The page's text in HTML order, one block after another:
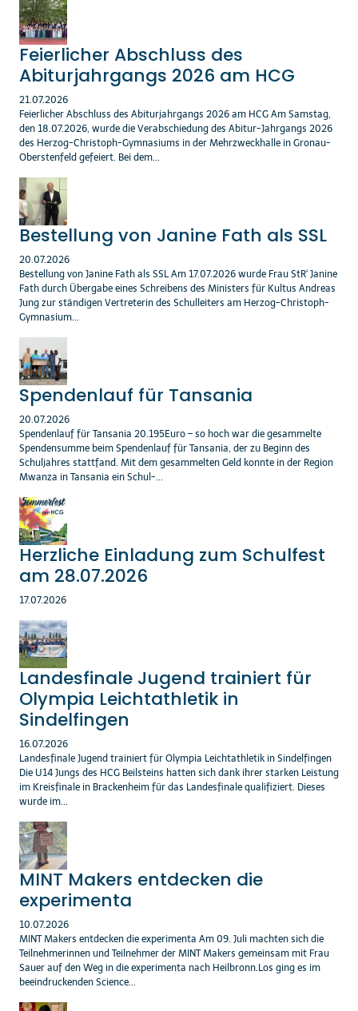
Feierlicher Abschluss des
Abiturjahrgangs 2026 am HCG
21.07.2026
Feierlicher Abschluss des Abiturjahrgangs 2026 am HCG Am Samstag,
den 18.07.2026, wurde die Verabschiedung des Abitur-Jahrgangs 2026
des Herzog-Christoph-Gymnasiums in der Mehrzweckhalle in Gronau-
Oberstenfeld gefeiert. Bei dem...
Bestellung von Janine Fath als SSL
20.07.2026
Bestellung von Janine Fath als SSL Am 17.07.2026 wurde Frau StR‘ Janine
Fath durch Übergabe eines Schreibens des Ministers für Kultus Andreas
Jung zur ständigen Vertreterin des Schulleiters am Herzog-Christoph-
Gymnasium...
Spendenlauf für Tansania
20.07.2026
Spendenlauf für Tansania 20.195Euro – so hoch war die gesammelte
Spendensumme beim Spendenlauf für Tansania, der zu Beginn des
Schuljahres stattfand. Mit dem gesammelten Geld konnte in der Region
Mwanza in Tansania ein Schul-...
Herzliche Einladung zum Schulfest
am 28.07.2026
17.07.2026
Landesfinale Jugend trainiert für
Olympia Leichtathletik in
Sindelfingen
16.07.2026
Landesfinale Jugend trainiert für Olympia Leichtathletik in Sindelfingen
Die U14 Jungs des HCG Beilsteins hatten sich dank ihrer starken Leistung
im Kreisfinale in Brackenheim für das Landesfinale qualifiziert. Dieses
wurde im...
MINT Makers entdecken die
experimenta
10.07.2026
MINT Makers entdecken die experimenta Am 09. Juli machten sich die
Teilnehmerinnen und Teilnehmer der MINT Makers gemeinsam mit Frau
Sauer auf den Weg in die experimenta nach Heilbronn.Los ging es im
beeindruckenden Science...